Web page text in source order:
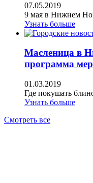
07.05.2019
9 мая в Нижнем
Узнать больше
Масленица в
программа
01.03.2019
Где покушать
Узнать больше
Смотреть все